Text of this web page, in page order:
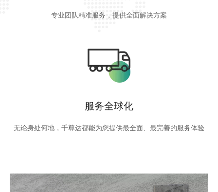
专业团队精准服务，提供全面解决方案
服务全球化
无论身处何地，千尊达都能为您提供最全面、最完善的服务体验